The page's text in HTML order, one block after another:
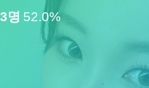
명 52.0%